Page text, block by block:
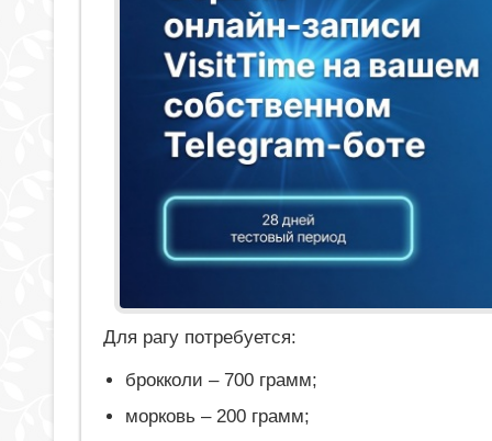
Для рагу потребуется:
брокколи – 700 грамм;
морковь – 200 грамм;